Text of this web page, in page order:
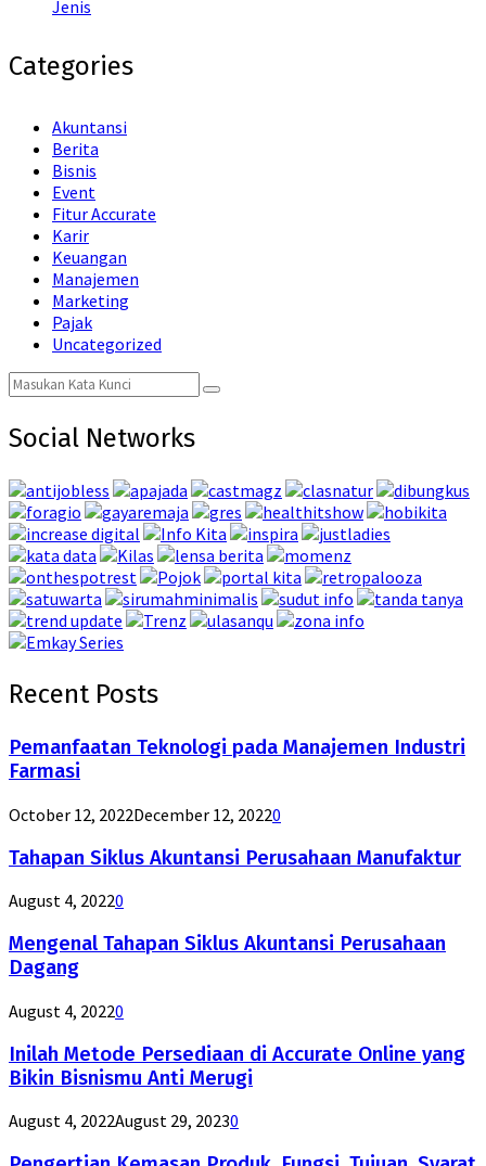
Jenis
Categories
Akuntansi
Berita
Bisnis
Event
Fitur Accurate
Karir
Keuangan
Manajemen
Marketing
Pajak
Uncategorized
Search
for:
Search
Social Networks
Recent Posts
Pemanfaatan Teknologi pada Manajemen Industri
Farmasi
October 12, 2022December 12, 20220
Tahapan Siklus Akuntansi Perusahaan Manufaktur
August 4, 20220
Mengenal Tahapan Siklus Akuntansi Perusahaan
Dagang
August 4, 20220
Inilah Metode Persediaan di Accurate Online yang
Bikin Bisnismu Anti Merugi
August 4, 2022August 29, 20230